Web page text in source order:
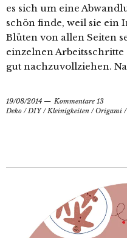
es sich um eine
schön finde, weil sie ein
Blüten von allen Seiten
einzelnen
gut nachzuvollziehen.
19/08/2014
Kommentare 13
Deko /DIY/Kleinigkeiten /Origami /